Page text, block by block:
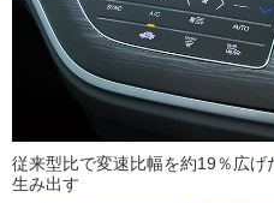
従来型比で変速比幅を約19％広
生み出す